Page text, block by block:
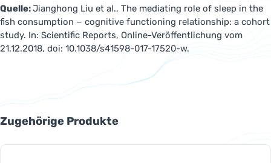
Quelle:Jianghong Liu et al., The mediating role of sleep in the
fish consumption − cognitive functioning relationship: a cohort
study. In: Scientific Reports, Online-Veröffentlichung vom
21.12.2018, doi: 10.1038/s41598-017-17520-w.
Produktgalerie überspringen
Zugehörige Produkte